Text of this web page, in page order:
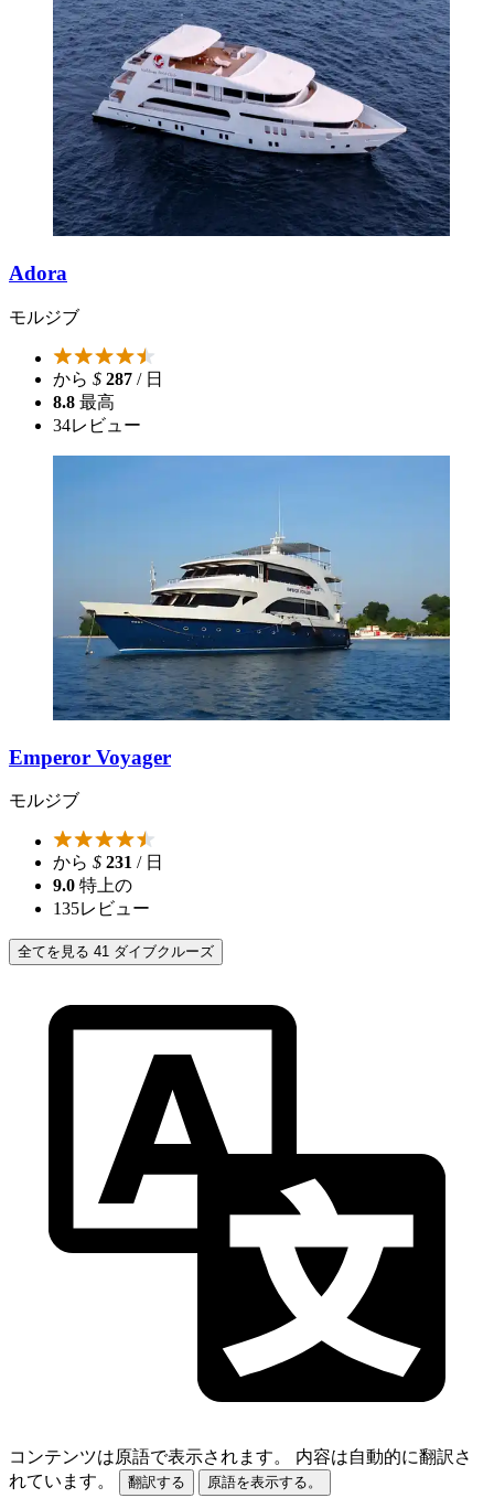
Adora
モルジブ
から $ 287 / 日
8.8 最高
34レビュー
Emperor Voyager
モルジブ
から $ 231 / 日
9.0 特上の
135レビュー
全てを見る 41 ダイブクルーズ
コンテンツは原語で表示されます。
内容は自動的に翻訳さ
れています。
翻訳する 原語を表示する。